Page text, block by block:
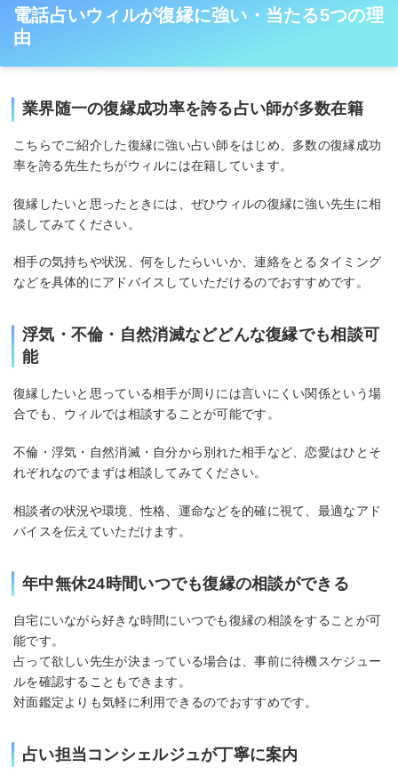
電話占いウィルが復縁に強い・当たる5つの理
由
業界随一の復縁成功率を誇る占い師が多数在籍
こちらでご紹介した復縁に強い占い師をはじめ、多数の復縁成功
率を誇る先生たちがウィルには在籍しています。
復縁したいと思ったときには、ぜひウィルの復縁に強い先生に相
談してみてください。
相手の気持ちや状況、何をしたらいいか、連絡をとるタイミング
などを具体的にアドバイスしていただけるのでおすすめです。
浮気・不倫・自然消滅などどんな復縁でも相談可
能
復縁したいと思っている相手が周りには言いにくい関係という場
合でも、ウィルでは相談することが可能です。
不倫・浮気・自然消滅・自分から別れた相手など、恋愛はひとそ
れぞれなのでまずは相談してみてください。
相談者の状況や環境、性格、運命などを的確に視て、最適なアド
バイスを伝えていただけます。
年中無休24時間いつでも復縁の相談ができる
自宅にいながら好きな時間にいつでも復縁の相談をすることが可
能です。
占って欲しい先生が決まっている場合は、事前に待機スケジュー
ルを確認することもできます。
対面鑑定よりも気軽に利用できるのでおすすめです。
占い担当コンシェルジュが丁寧に案内